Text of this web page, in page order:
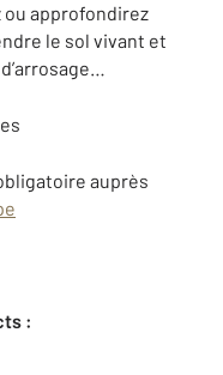
ou approfondirez
le sol vivant et
auprès
: